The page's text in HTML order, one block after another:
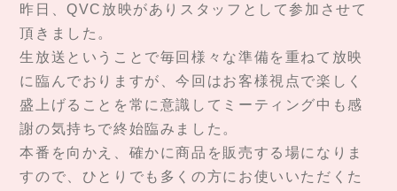
昨日、QVC放映がありスタッフとして参加させて
頂きました。
生放送ということで毎回様々な準備を重ねて放映
に臨んでおりますが、今回はお客様視点で楽しく
盛上げることを常に意識してミーティング中も感
謝の気持ちで終始臨みました。
本番を向かえ、確かに商品を販売する場になりま
すので、ひとりでも多くの方にお使いいただくた